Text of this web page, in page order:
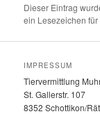
Dieser Eintrag
ein Lesezeichen für
IMPRESSUM
Tiervermittlung
St. Gallerstr. 107
8352 Schottikon/